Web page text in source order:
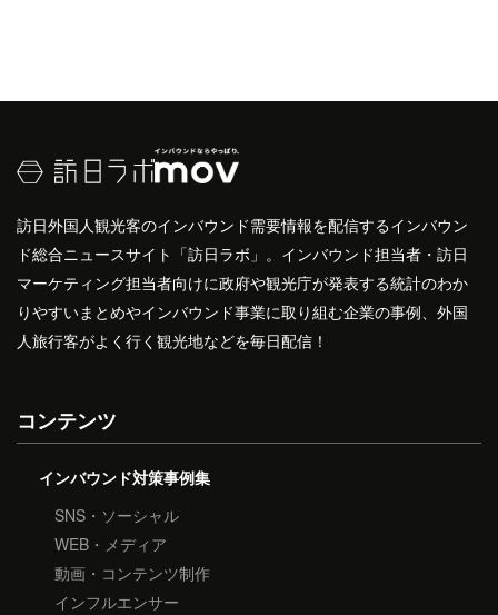
訪日外国人観光客のインバウンド需要情報を配信するインバウン
ド総合ニュースサイト「訪日ラボ」。インバウンド担当者・訪日
マーケティング担当者向けに政府や観光庁が発表する統計のわか
りやすいまとめやインバウンド事業に取り組む企業の事例、外国
人旅行客がよく行く観光地などを毎日配信！
コンテンツ
インバウンド対策事例集
SNS・ソーシャル
WEB・メディア
動画・コンテンツ制作
インフルエンサー